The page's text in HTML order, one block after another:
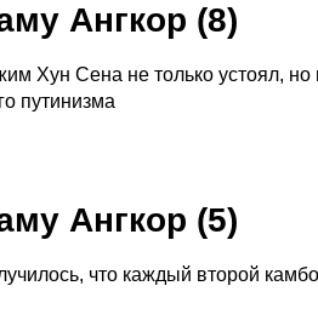
Ангкор (8)
Хун Сена не только устоял, но
путинизма
Ангкор (5)
что каждый второй